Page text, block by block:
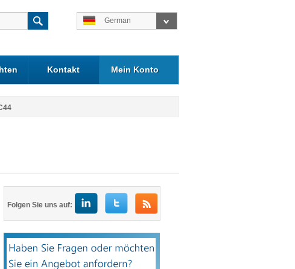
German
Kontakt Mein Konto
Folgen Sie uns auf: